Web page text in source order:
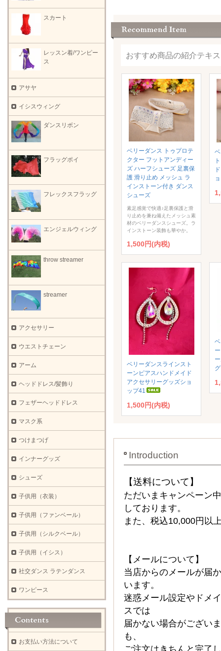
おすすめ商品の紹介テキ
ベリーダンス トゥプロテ
クター フットアンディー
ズ ハーフシューズ 足裏保
護 滑り止め メッシュ ラ
インストーン付き ダンス
シューズ
素足感覚で快適♪足裏保護と滑
り止めを兼ね備えたメッシュ素
材のベリーダンスシューズ。ラ
インストーン装飾も華やか。
1,500円(内税)
ベリーダンスラインスト
ーンピアスハンドメイド
アクセサリーグッズショ
ップ41
1,500円(内税)
Introduction
【送料について】
ただいまキャンペーン
しております。
また、税込10,000円以
【メールについて】
当店からのメールが届
います。
迷惑メール設定やドメ
スでは
届かない場合がござい
も、
スカート
レッスン着/ワンピー
ス
アサヤ
イシスウィング
ダンスリボン
フラッグポイ
フレックスフラッグ
エンジェルウィング
throw streamer
streamer
アクセサリー
ウエストチェーン
アーム
ヘッドドレス/髪飾り
フェザーヘッドドレス
マスク系
つけまつげ
インナーグッズ
シューズ
子供用（衣装）
子供用（ファンベール）
子供用（シルクベール）
子供用（イシス）
社交ダンス ラテンダンス
ワンピース
お支払い方法について